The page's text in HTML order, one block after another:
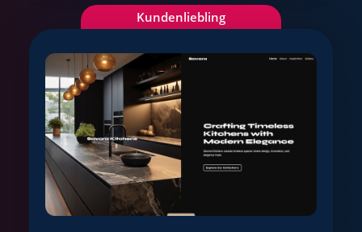
Kundenliebling